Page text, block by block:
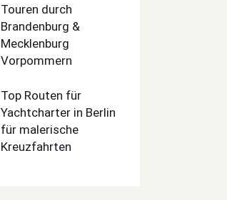
Touren durch
Brandenburg &
Mecklenburg
Vorpommern
Top Routen für
Yachtcharter in Berlin
für malerische
Kreuzfahrten